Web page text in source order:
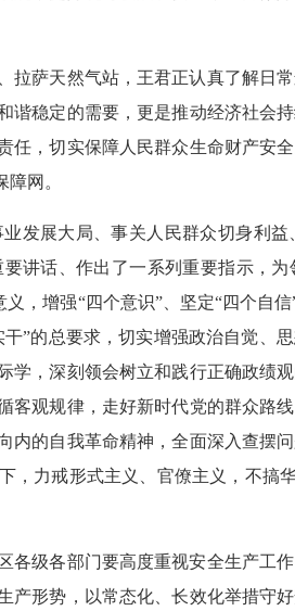
萨天然气站，王君正认真了解日
稳定的需要，更是推动经济社会
，切实保障人民群众生命财产安
网。
发展大局、事关人民群众切身利
讲话、作出了一系列重要指示，
，增强“四个意识”、坚定“四个自
”的总要求，切实增强政治自觉、
，深刻领会树立和践行正确政绩
观规律，走好新时代党的群众路
的自我革命精神，全面深入查摆
力戒形式主义、官僚主义，不搞
级各部门要高度重视安全生产工
形势，以常态化、长效化举措守